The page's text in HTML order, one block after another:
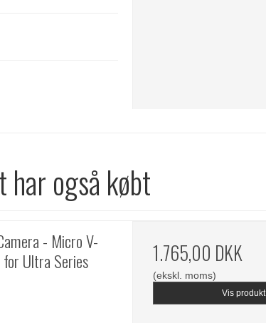
også købt
- Micro V-
Ultra Series
1.765,00 DKK
(ekskl. moms)
Vis produkt